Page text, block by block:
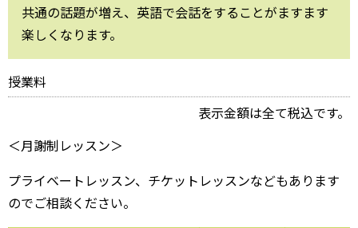
共通の話題が増え、英語で会話をすることがますます
楽しくなります。
授業料
表示金額は全て税込です。
＜月謝制レッスン＞
プライベートレッスン、チケットレッスンなどもあります
のでご相談ください。